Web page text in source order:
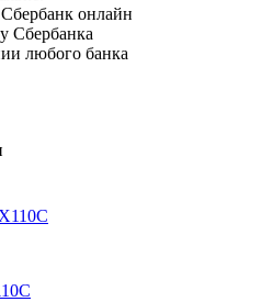
онлайн
Сбербанка
любого банка